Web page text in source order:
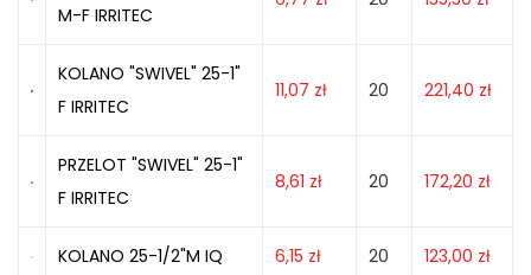
M-F IRRITEC
KOLANO "SWIVEL" 25-1"
F IRRITEC
11,07 zł 20 221,40 zł
PRZELOT "SWIVEL" 25-1"
F IRRITEC
8,61 zł 20 172,20 zł
KOLANO 25-1/2"M IQ 6,15 zł 20 123,00 zł